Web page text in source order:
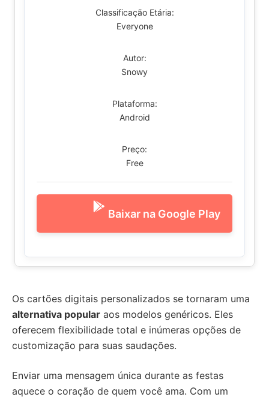
Classificação Etária:
Everyone
Autor:
Snowy
Plataforma:
Android
Preço:
Free
Baixar na Google Play
Os cartões digitais personalizados se tornaram uma
alternativa popular aos modelos genéricos. Eles
oferecem flexibilidade total e inúmeras opções de
customização para suas saudações.
Enviar uma mensagem única durante as festas
aquece o coração de quem você ama. Com um